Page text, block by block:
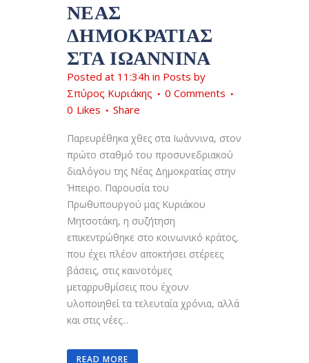
ΝΈΑΣ
ΔΗΜΟΚΡΑΤΊΑΣ
ΣΤΑ ΙΩΆΝΝΙΝΑ
Posted at 11:34h in Posts by
Σπύρος Κυριάκης
0 Comments
0 Likes Share
Παρευρέθηκα χθες στα Ιωάννινα, στον
πρώτο σταθμό του προσυνεδριακού
διαλόγου της Νέας Δημοκρατίας στην
Ήπειρο. Παρουσία του
Πρωθυπουργού μας Κυριάκου
Μητσοτάκη, η συζήτηση
επικεντρώθηκε στο κοινωνικό κράτος,
που έχει πλέον αποκτήσει στέρεες
βάσεις, στις καινοτόμες
μεταρρυθμίσεις που έχουν
υλοποιηθεί τα τελευταία χρόνια, αλλά
και στις νέες...
READ MORE